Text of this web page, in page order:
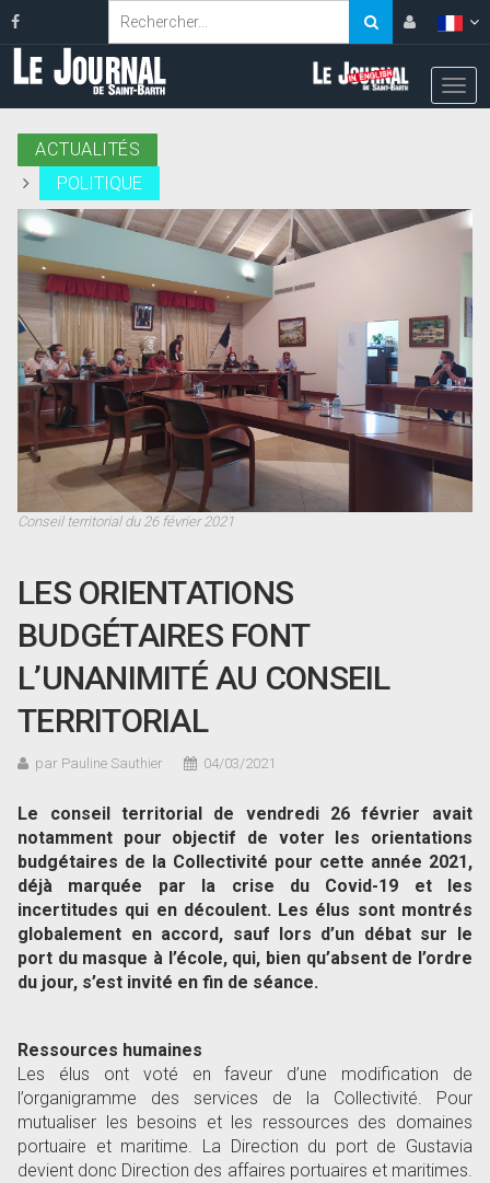
ACTUALITÉS
POLITIQUE
Conseil territorial du 26 février 2021
LES ORIENTATIONS
BUDGÉTAIRES FONT
L’UNANIMITÉ AU CONSEIL
TERRITORIAL
par Pauline Sauthier 04/03/2021
Le conseil territorial de vendredi 26 février avait
notamment pour objectif de voter les orientations
budgétaires de la Collectivité pour cette année 2021,
déjà marquée par la crise du Covid-19 et les
incertitudes qui en découlent. Les élus sont montrés
globalement en accord, sauf lors d’un débat sur le
port du masque à l’école, qui, bien qu’absent de l’ordre
du jour, s’est invité en fin de séance.
Ressources humaines
Les élus ont voté en faveur d’une modification de
l’organigramme des services de la Collectivité. Pour
mutualiser les besoins et les ressources des domaines
portuaire et maritime. La Direction du port de Gustavia
devient donc Direction des affaires portuaires et maritimes.